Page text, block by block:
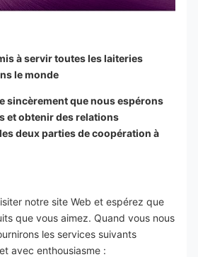
à servir toutes les laiteries
le monde
sincèrement que nous espérons
et obtenir des relations
deux parties de coopération à
notre site Web et espérez que
que vous aimez. Quand vous nous
les services suivants
avec enthousiasme :